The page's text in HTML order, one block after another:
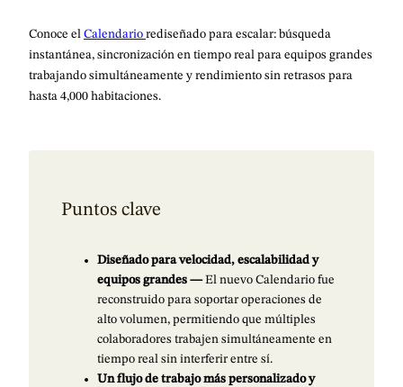
Conoce el Calendario rediseñado para escalar: búsqueda
instantánea, sincronización en tiempo real para equipos grandes
trabajando simultáneamente y rendimiento sin retrasos para
hasta 4,000 habitaciones.
Puntos clave
Diseñado para velocidad, escalabilidad y
equipos grandes —El nuevo Calendario fue
reconstruido para soportar operaciones de
alto volumen, permitiendo que múltiples
colaboradores trabajen simultáneamente en
tiempo real sin interferir entre sí.
Un flujo de trabajo más personalizado y